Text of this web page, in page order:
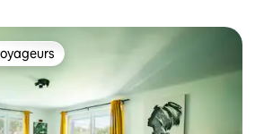
les plus appréciés